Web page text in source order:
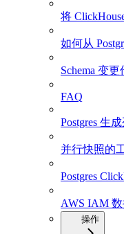
将
如何从
Schema 变
FAQ
Postgres 生
并行快照的
Postgres
AWS IAM 数
操作